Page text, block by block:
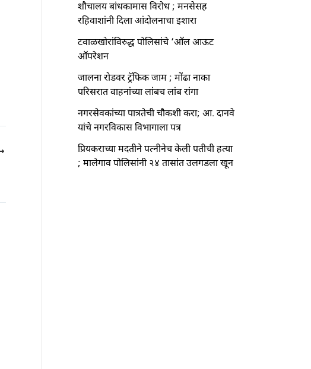
शौचालय बांधकामास विरोध ; मनसेसह
रहिवाशांनी दिला आंदोलनाचा इशारा
टवाळखोरांविरुद्ध पोलिसांचे ‘ऑल आऊट
ऑपरेशन
जालना रोडवर ट्रॅफिक जाम ; मोंढा नाका
परिसरात वाहनांच्या लांबच लांब रांगा
नगरसेवकांच्या पात्रतेची चौकशी करा; आ. दानवे
यांचे नगरविकास विभागाला पत्र
प्रियकराच्या मदतीने पत्नीनेच केली पतीची हत्या
; मालेगाव पोलिसांनी २४ तासांत उलगडला खून